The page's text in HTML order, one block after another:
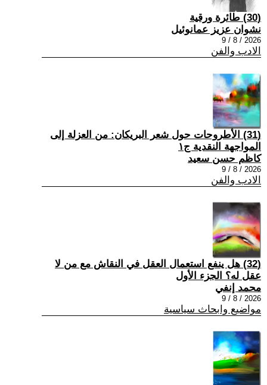
(30) طائرة ورقية
نشوان عزيز عمانوئيل
2026 / 8 / 9
الادب والفن
(31) الأطروحات حول شعر البريكان: من العزلة إلى
المواجهة النقدية ج١
كاظم حسن سعيد
2026 / 8 / 9
الادب والفن
(32) هل ينفع استعمال العقل في النقاش مع من لا
عقل له؟ الجزء الأول
محمد إنفي
2026 / 8 / 9
مواضيع وابحاث سياسية